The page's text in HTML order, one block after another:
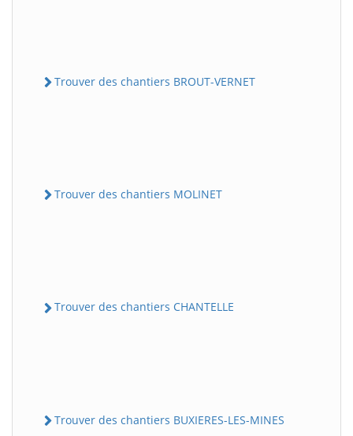
Trouver des chantiers BROUT-VERNET
Trouver des chantiers MOLINET
Trouver des chantiers CHANTELLE
Trouver des chantiers BUXIERES-LES-MINES